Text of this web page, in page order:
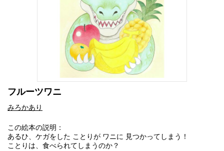
フルーツワニ
みろかあり
この絵本の説明：
あるひ、ケガをした ことりが ワニに 見つかってしまう！
ことりは、食べられてしまうのか？